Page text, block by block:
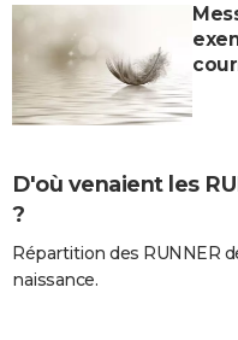
D'où venaient les
?
Répartition des RUNNER
naissance.